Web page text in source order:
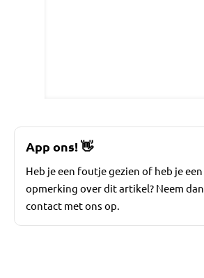
App ons!👋
Heb je een foutje gezien of heb je een
opmerking over dit artikel? Neem dan
contact met ons op.